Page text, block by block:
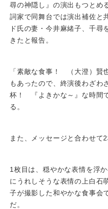
尋の神隠し』の演出もつとめ
詞家で同舞台では演出補佐と
ド氏の妻・今井麻緒子、千尋
きたと報告。
「素敵な食事！ （大澄）賢
もあったので、終演後わざわ
杯！ 『よきかな～』な時間
る。
また、メッセージと合わせて
1枚目は、穏やかな表情を浮
にうれしそうな表情の上白石
子が撮影した和やかな食事会
だ。